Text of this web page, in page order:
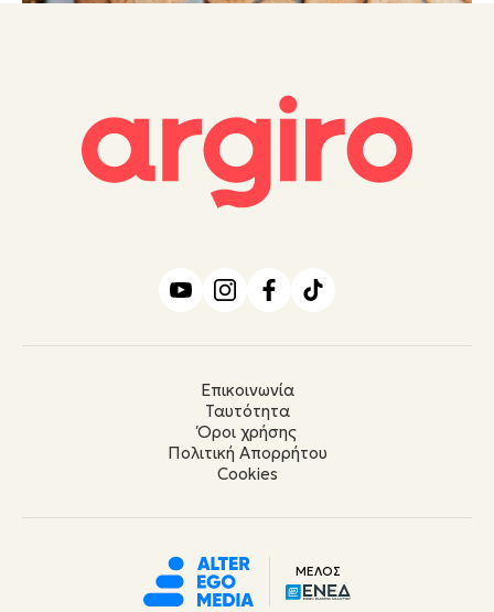
Επικοινωνία
Ταυτότητα
Όροι χρήσης
Πολιτική Απορρήτου
Cookies
ΜΕΛΟΣ